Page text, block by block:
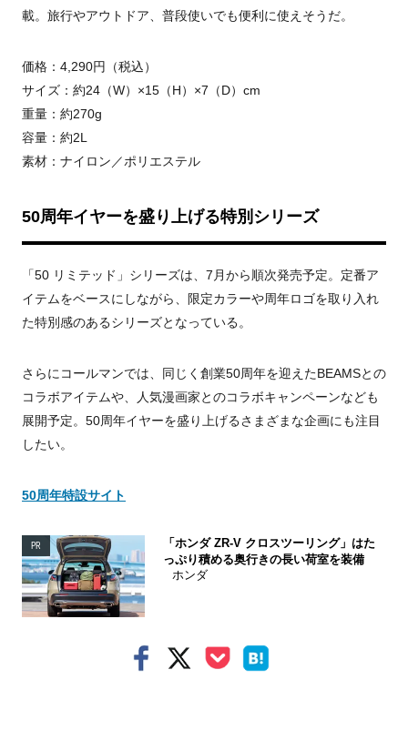
載。旅行やアウトドア、普段使いでも便利に使えそうだ。
価格：4,290円（税込）
サイズ：約24（W）×15（H）×7（D）cm
重量：約270g
容量：約2L
素材：ナイロン／ポリエステル
50周年イヤーを盛り上げる特別シリーズ
「50 リミテッド」シリーズは、7月から順次発売予定。定番ア
イテムをベースにしながら、限定カラーや周年ロゴを取り入れ
た特別感のあるシリーズとなっている。
さらにコールマンでは、同じく創業50周年を迎えたBEAMSとの
コラボアイテムや、人気漫画家とのコラボキャンペーンなども
展開予定。50周年イヤーを盛り上げるさまざまな企画にも注目
したい。
50周年特設サイト
PR
「ホンダ ZR-V クロスツーリング」はた
っぷり積める奥行きの長い荷室を装備
ホンダ